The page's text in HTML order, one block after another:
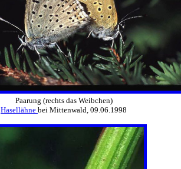
Paarung (rechts das Weibchen)
Hasellähne bei Mittenwald, 09.06.1998